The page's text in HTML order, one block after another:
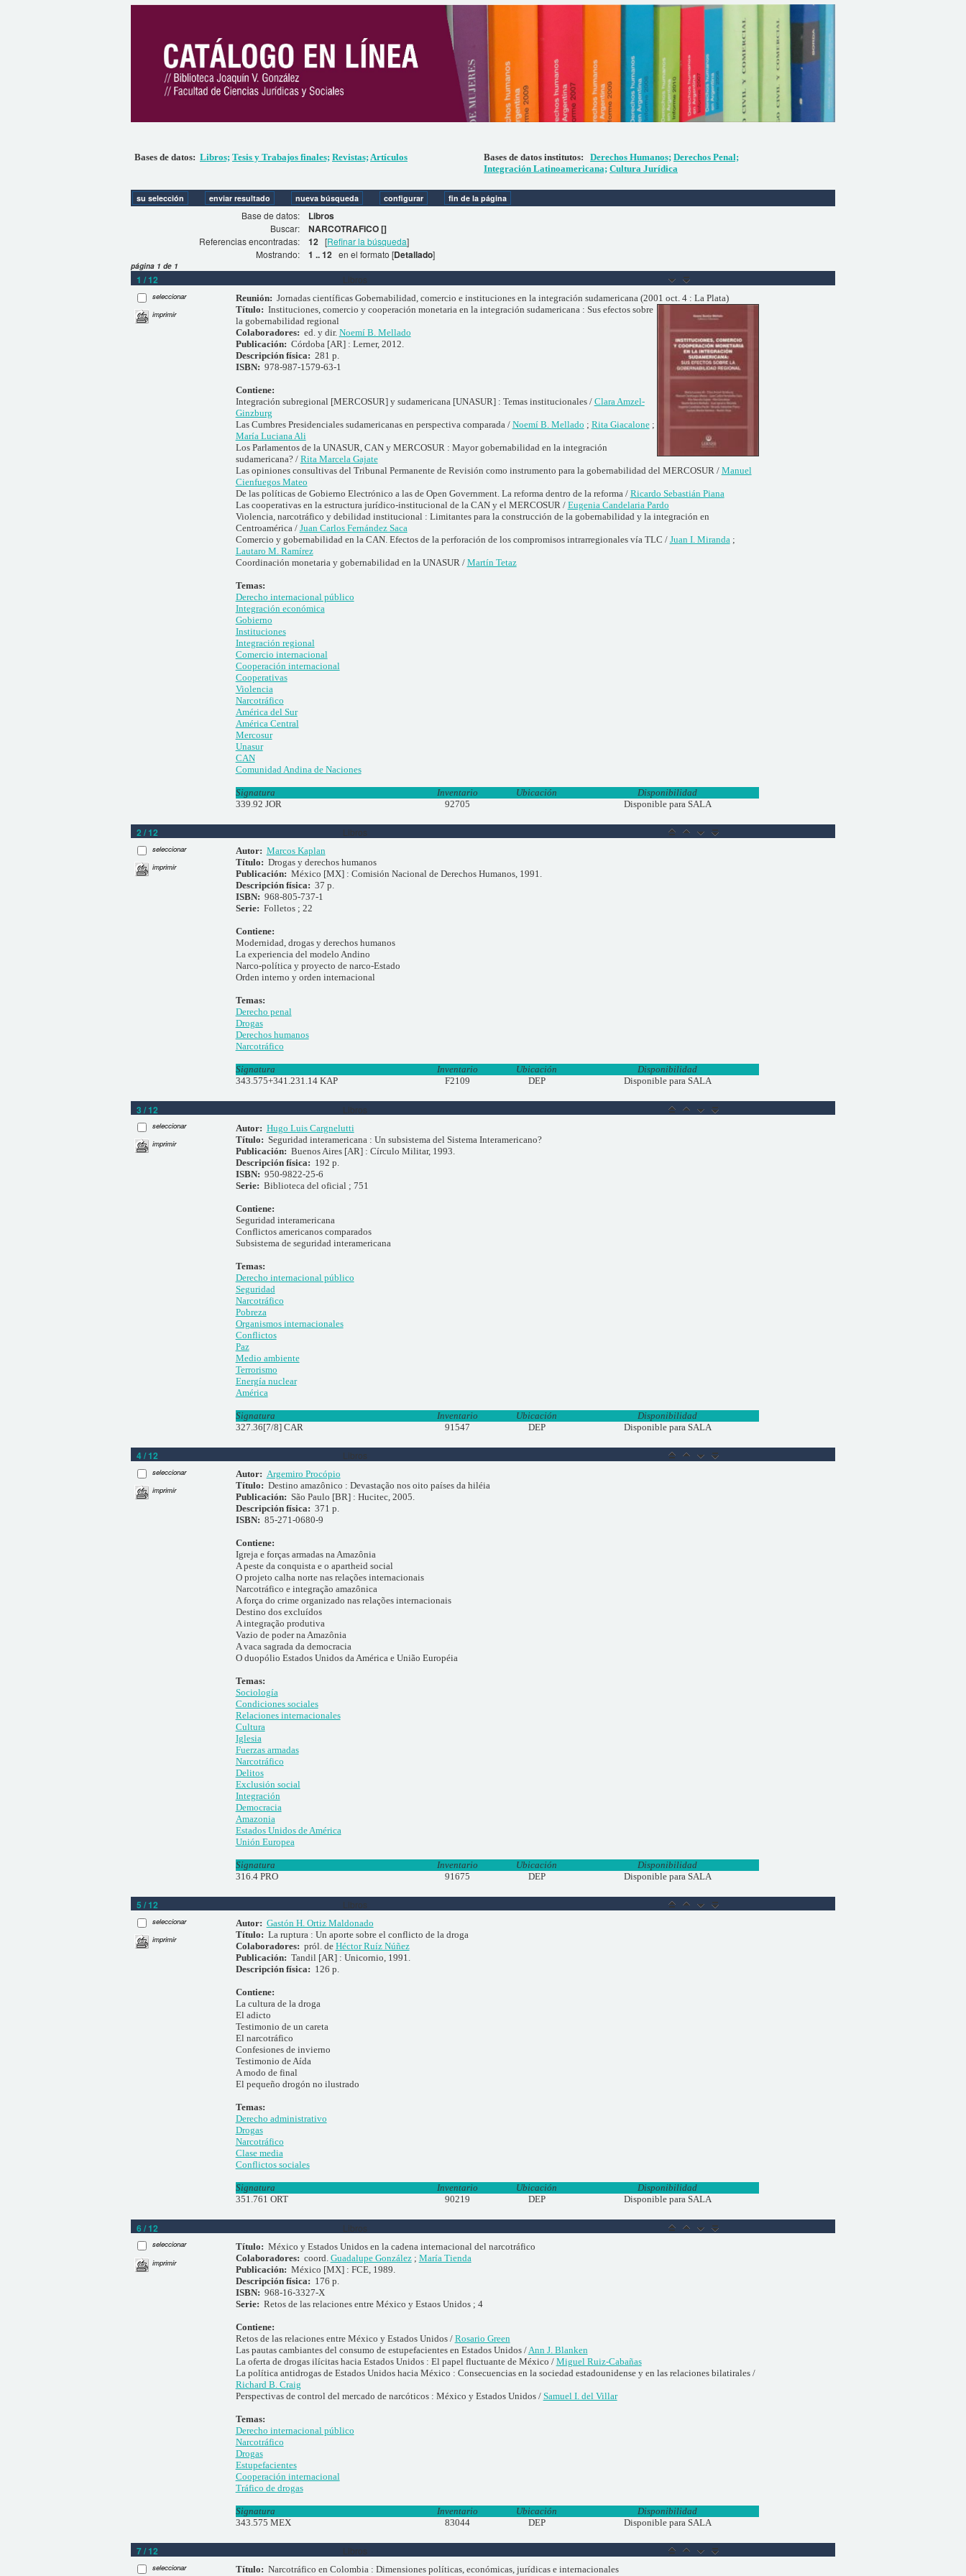
Bases de datos: Libros; Tesis y Trabajos finales; Revistas;Artículos Bases de datos institutos: Derechos Humanos; Derechos Penal;
Integración Latinoamericana; Cultura Jurídica
Base de datos: Libros
Buscar: NARCOTRAFICO []
Referencias encontradas: 12 [Refinar la búsqueda]
Mostrando:
1 .. 12 en el formato [Detallado]
página 1 de 1
1 / 12 Libros
seleccionar
imprimir
Reunión: Jornadas científicas Gobernabilidad, comercio e instituciones en la integración sudamericana (2001 oct. 4 : La Plata)
Título: Instituciones, comercio y cooperación monetaria en la integración sudamericana : Sus efectos sobre
la gobernabilidad regional
Colaboradores: ed. y dir. Noemí B. Mellado
Publicación: Córdoba [AR] : Lerner, 2012.
Descripción física: 281 p.
ISBN: 978-987-1579-63-1
Contiene:
Integración subregional [MERCOSUR] y sudamericana [UNASUR] : Temas institucionales / Clara Amzel-
Ginzburg
Las Cumbres Presidenciales sudamericanas en perspectiva comparada / Noemí B. Mellado ; Rita Giacalone;
María Luciana Ali
Los Parlamentos de la UNASUR, CAN y MERCOSUR : Mayor gobernabilidad en la integración
sudamericana? / Rita Marcela Gajate
Las opiniones consultivas del Tribunal Permanente de Revisión como instrumento para la gobernabilidad del MERCOSUR / Manuel
Cienfuegos Mateo
De las políticas de Gobierno Electrónico a las de Open Government. La reforma dentro de la reforma / Ricardo Sebastián Piana
Las cooperativas en la estructura jurídico-institucional de la CAN y el MERCOSUR / Eugenia Candelaria Pardo
Violencia, narcotráfico y debilidad institucional : Limitantes para la construcción de la gobernabilidad y la integración en
Centroamérica / Juan Carlos Fernández Saca
Comercio y gobernabilidad en la CAN. Efectos de la perforación de los compromisos intrarregionales vía TLC / Juan I. Miranda ;
Lautaro M. Ramírez
Coordinación monetaria y gobernabilidad en la UNASUR / Martín Tetaz
Temas:
Derecho internacional público
Integración económica
Gobierno
Instituciones
Integración regional
Comercio internacional
Cooperación internacional
Cooperativas
Violencia
Narcotráfico
América del Sur
América Central
Mercosur
Unasur
CAN
Comunidad Andina de Naciones
Signatura Inventario Ubicación
Disponibilidad
339.92 JOR
92705 Disponible para SALA
2 / 12 Libros
seleccionar
imprimir
Autor: Marcos Kaplan
Título: Drogas y derechos humanos
Publicación: México [MX] : Comisión Nacional de Derechos Humanos, 1991.
Descripción física: 37 p.
ISBN: 968-805-737-1
Serie: Folletos ; 22
Contiene:
Modernidad, drogas y derechos humanos
La experiencia del modelo Andino
Narco-política y proyecto de narco-Estado
Orden interno y orden internacional
Temas:
Derecho penal
Drogas
Derechos humanos
Narcotráfico
Signatura Inventario Ubicación
Disponibilidad
343.575+341.231.14 KAP
F2109 DEP Disponible para SALA
3 / 12 Libros
seleccionar
imprimir
Autor: Hugo Luis Cargnelutti
Título: Seguridad interamericana : Un subsistema del Sistema Interamericano?
Publicación: Buenos Aires [AR] : Círculo Militar, 1993.
Descripción física: 192 p.
ISBN: 950-9822-25-6
Serie: Biblioteca del oficial ; 751
Contiene:
Seguridad interamericana
Conflictos americanos comparados
Subsistema de seguridad interamericana
Temas:
Derecho internacional público
Seguridad
Narcotráfico
Pobreza
Organismos internacionales
Conflictos
Paz
Medio ambiente
Terrorismo
Energía nuclear
América
Signatura Inventario Ubicación
Disponibilidad
327.36[7/8] CAR
91547 DEP Disponible para SALA
4 / 12 Libros
seleccionar
imprimir
Autor: Argemiro Procópio
Título: Destino amazônico : Devastação nos oito países da hiléia
Publicación: São Paulo [BR] : Hucitec, 2005.
Descripción física: 371 p.
ISBN: 85-271-0680-9
Contiene:
Igreja e forças armadas na Amazônia
A peste da conquista e o apartheid social
O projeto calha norte nas relações internacionais
Narcotráfico e integração amazônica
A força do crime organizado nas relações internacionais
Destino dos excluídos
A integração produtiva
Vazio de poder na Amazônia
A vaca sagrada da democracia
O duopólio Estados Unidos da América e União Européia
Temas:
Sociología
Condiciones sociales
Relaciones internacionales
Cultura
Iglesia
Fuerzas armadas
Narcotráfico
Delitos
Exclusión social
Integración
Democracia
Amazonia
Estados Unidos de América
Unión Europea
Signatura Inventario Ubicación
Disponibilidad
316.4 PRO
91675 DEP Disponible para SALA
5 / 12 Libros
seleccionar
imprimir
Autor: Gastón H. Ortiz Maldonado
Título: La ruptura : Un aporte sobre el conflicto de la droga
Colaboradores: pról. de Héctor Ruíz Núñez
Publicación: Tandil [AR] : Unicornio, 1991.
Descripción física: 126 p.
Contiene:
La cultura de la droga
El adicto
Testimonio de un careta
El narcotráfico
Confesiones de invierno
Testimonio de Aída
A modo de final
El pequeño drogón no ilustrado
Temas:
Derecho administrativo
Drogas
Narcotráfico
Clase media
Conflictos sociales
Signatura Inventario Ubicación
Disponibilidad
351.761 ORT
90219 DEP Disponible para SALA
6 / 12 Libros
seleccionar
imprimir
Título: México y Estados Unidos en la cadena internacional del narcotráfico
Colaboradores: coord. Guadalupe González; María Tienda
Publicación: México [MX] : FCE, 1989.
Descripción física: 176 p.
ISBN: 968-16-3327-X
Serie: Retos de las relaciones entre México y Estaos Unidos ; 4
Contiene:
Retos de las relaciones entre México y Estados Unidos / Rosario Green
Las pautas cambiantes del consumo de estupefacientes en Estados Unidos / Ann J. Blanken
La oferta de drogas ilícitas hacia Estados Unidos : El papel fluctuante de México / Miguel Ruiz-Cabañas
La política antidrogas de Estados Unidos hacia México : Consecuencias en la sociedad estadounidense y en las relaciones bilatirales /
Richard B. Craig
Perspectivas de control del mercado de narcóticos : México y Estados Unidos / Samuel I. del Villar
Temas:
Derecho internacional público
Narcotráfico
Drogas
Estupefacientes
Cooperación internacional
Tráfico de drogas
Signatura Inventario Ubicación
Disponibilidad
343.575 MEX
83044 DEP Disponible para SALA
7 / 12 Libros
seleccionar Título: Narcotráfico en Colombia : Dimensiones políticas, económicas, jurídicas e internacionales